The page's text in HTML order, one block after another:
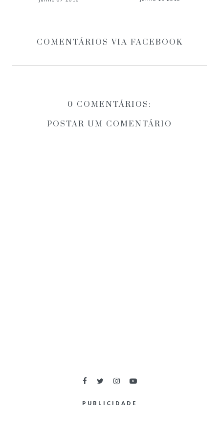
COMENTÁRIOS VIA FACEBOOK
0 COMENTÁRIOS:
POSTAR UM COMENTÁRIO
PUBLICIDADE